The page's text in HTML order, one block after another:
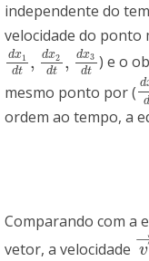
independente do
velocidade do
dx1
dt , dx2
dt , dx3
dt
dx1d t,dx2 dt,dx3d t
) e o
mesmo ponto por ( d
d
ordem ao tempo, a
Comparando com a
vetor, a velocidade v
v→